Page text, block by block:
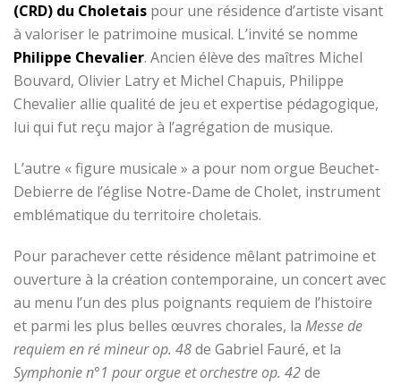
(CRD) du Choletais pour une résidence d’artiste visant
à valoriser le patrimoine musical. L’invité se nomme
Philippe Chevalier. Ancien élève des maîtres Michel
Bouvard, Olivier Latry et Michel Chapuis, Philippe
Chevalier allie qualité de jeu et expertise pédagogique,
lui qui fut reçu major à l’agrégation de musique.
L’autre « figure musicale » a pour nom orgue Beuchet-
Debierre de l’église Notre-Dame de Cholet, instrument
emblématique du territoire choletais.
Pour parachever cette résidence mêlant patrimoine et
ouverture à la création contemporaine, un concert avec
au menu l’un des plus poignants requiem de l’histoire
et parmi les plus belles œuvres chorales, la Messe de
requiem en ré mineur op. 48de Gabriel Fauré, et la
Symphonie n°1 pour orgue et orchestre op. 42de